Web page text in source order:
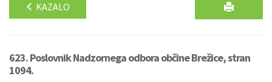
KAZALO
623. Poslovnik Nadzornega odbora občine Brežice, stran
1094.